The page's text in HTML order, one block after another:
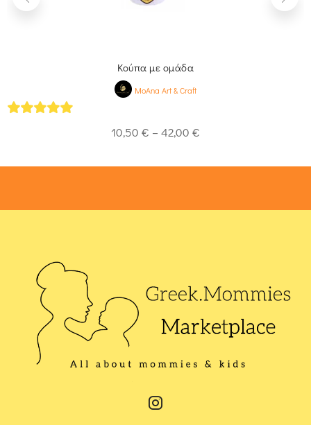
Κούπα με ομάδα
MoAna Art & Craft
10,50 € – 42,00 €